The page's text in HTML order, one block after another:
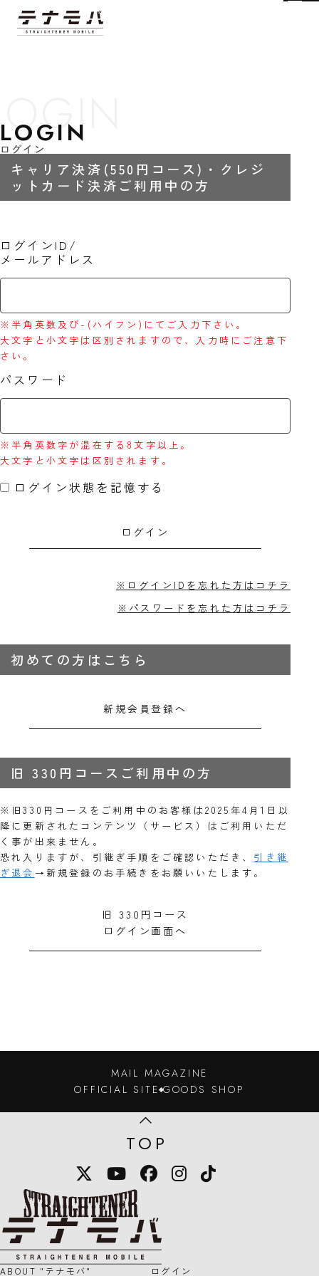
LOGIN
ログイン
キャリア決済(550円コース)・クレジ
ットカード決済ご利用中の方
ログインID/
メールアドレス
※半角英数及び-(ハイフン)にてご入力下さい。
大文字と小文字は区別されますので、入力時にご注意下
さい。
パスワード
※半角英数字が混在する8文字以上。
大文字と小文字は区別されます。
ログイン状態を記憶する
※ログインIDを忘れた方はコチラ
※パスワードを忘れた方はコチラ
初めての方はこちら
新規会員登録へ
旧 330円コースご利用中の方
※旧330円コースをご利用中のお客様は2025年4月1日以
降に更新されたコンテンツ（サービス）はご利用いただ
く事が出来ません。
恐れ入りますが、引継ぎ手順をご確認いただき、 引き継
ぎ退会 →新規登録のお手続きをお願いいたします。
旧 330円コース
ログイン画面へ
MAIL MAGAZINE
OFFICIAL SITE GOODS SHOP
TOP
X
YouTube
Facebook
Instagram
TikTok
STRAIGHTENER テナモバのロゴマー
ABOUT "テナモバ" ログイン